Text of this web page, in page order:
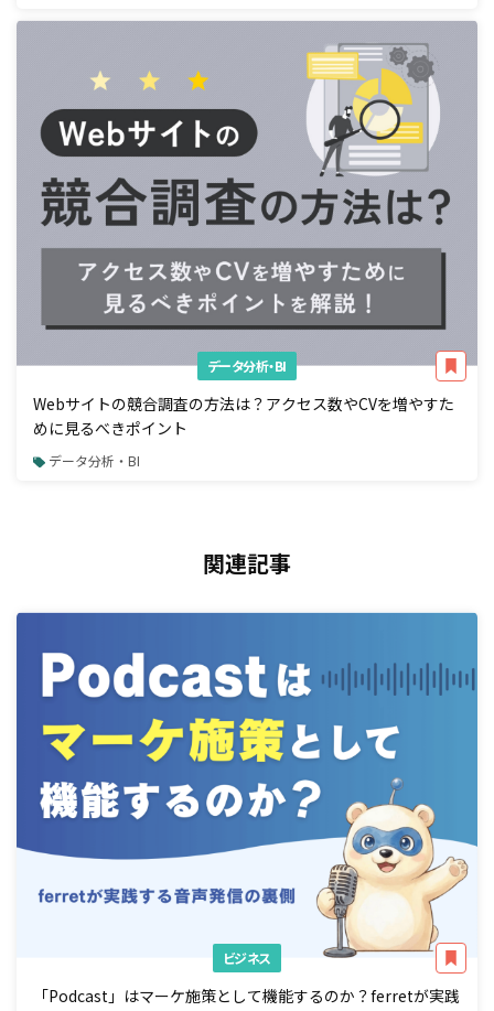
データ分析・BI
Webサイトの競合調査の方法は？アクセス数やCVを増やすた
めに見るべきポイント
データ分析・BI
関連記事
ビジネス
「Podcast」はマーケ施策として機能するのか？ferretが実践